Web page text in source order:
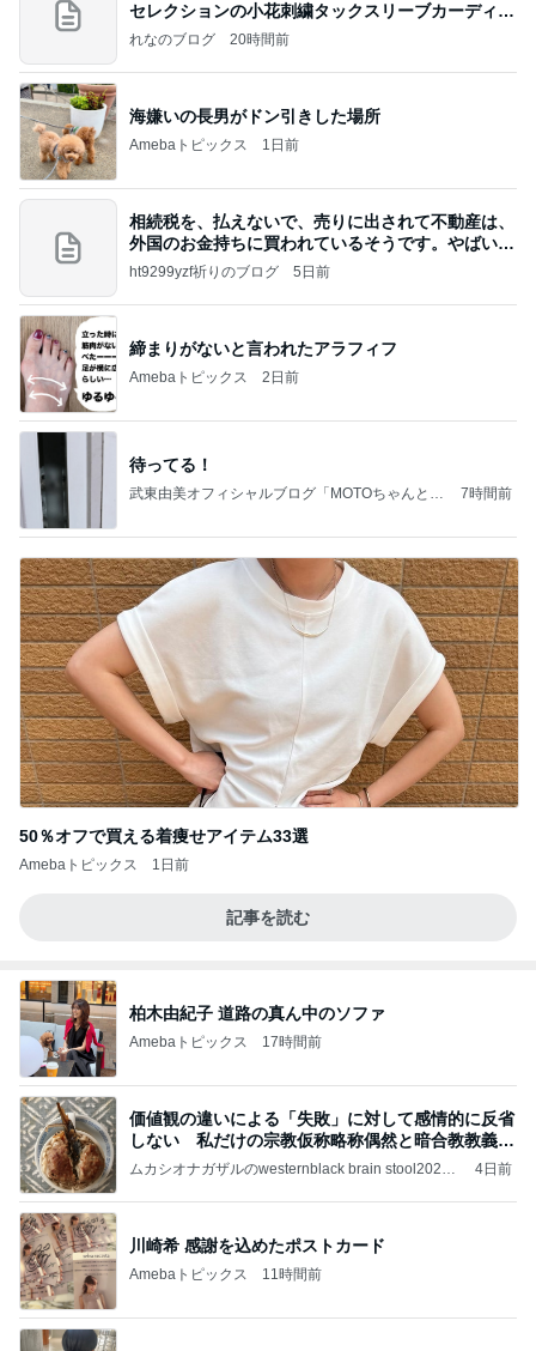
セレクションの小花刺繍タックスリーブカーディガ
ン
れなのブログ 20時間前
海嫌いの長男がドン引きした場所
Amebaトピックス 1日前
相続税を、払えないで、売りに出されて不動産は、
外国のお金持ちに買われているそうです。やばいで
すよ
ht9299yzf祈りのブログ 5日前
締まりがないと言われたアラフィフ
Amebaトピックス 2日前
待ってる！
武東由美オフィシャルブログ「MOTOちゃんとの
7時間前
50％オフで買える着痩せアイテム33選
Amebaトピックス 1日前
記事を読む
柏木由紀子 道路の真ん中のソファ
Amebaトピックス 17時間前
価値観の違いによる「失敗」に対して感情的に反省
しない 私だけの宗教仮称略称偶然と暗合教教義候
補
ムカシオナガザルのwesternblack brain stool2024
ガザル
4日前
川崎希 感謝を込めたポストカード
Amebaトピックス 11時間前